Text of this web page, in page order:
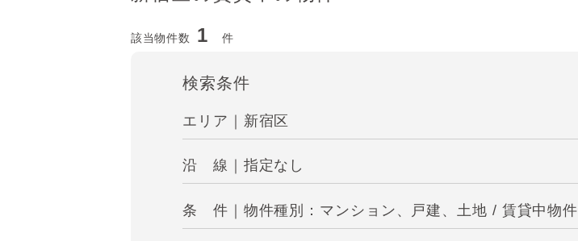
該当物件数 1 件
検索条件
エリア｜新宿区
沿 線｜指定なし
条 件｜物件種別：マンション、戸建、土地 / 賃貸中物件